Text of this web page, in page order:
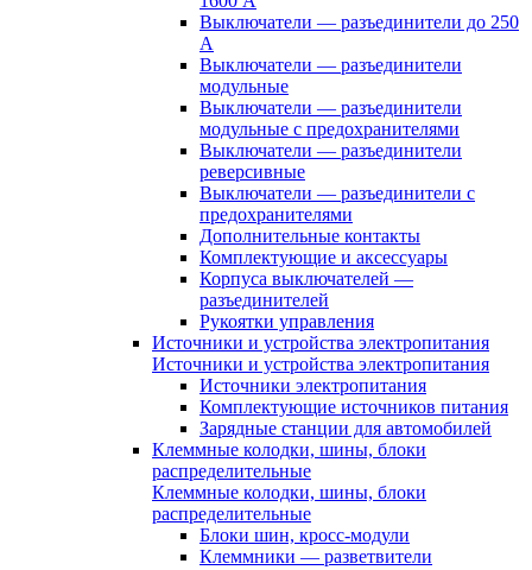
Выключатели — разъединители до 250
А
Выключатели — разъединители
модульные
Выключатели — разъединители
модульные с предохранителями
Выключатели — разъединители
реверсивные
Выключатели — разъединители с
предохранителями
Дополнительные контакты
Комплектующие и аксессуары
Корпуса выключателей —
разъединителей
Рукоятки управления
Источники и устройства электропитания
Источники и устройства электропитания
Источники электропитания
Комплектующие источников питания
Зарядные станции для автомобилей
Клеммные колодки, шины, блоки
распределительные
Клеммные колодки, шины, блоки
распределительные
Блоки шин, кросс-модули
Клеммники — разветвители